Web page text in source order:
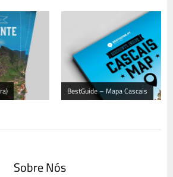
BestGuide – Mapa Cascais
Sobre Nós